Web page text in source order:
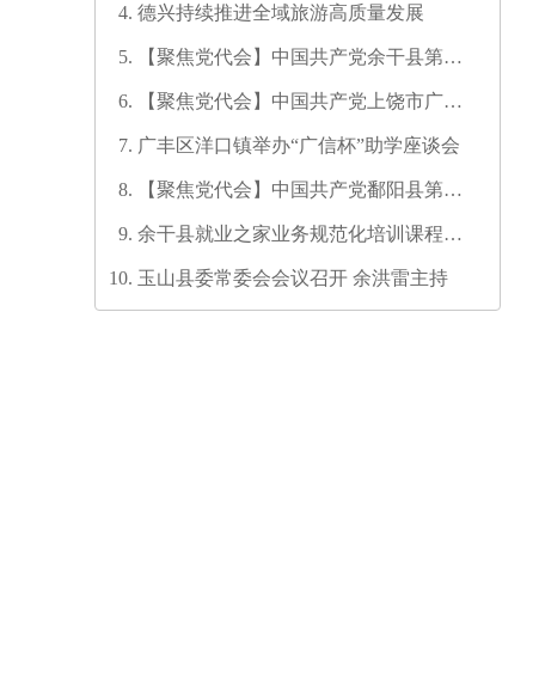
德兴持续推进全域旅游高质量发展
【聚焦党代会】中国共产党余干县第十
【聚焦党代会】中国共产党上饶市广信
广丰区洋口镇举办“广信杯”助学座谈会
【聚焦党代会】中国共产党鄱阳县第十
余干县就业之家业务规范化培训课程开
玉山县委常委会会议召开 余洪雷主持